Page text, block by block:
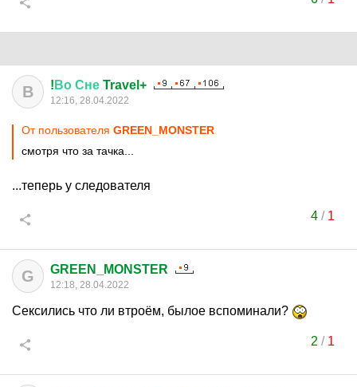
В ! Во Сне Travel+
12:16, 28.04.2022
От пользователя GREEN_MONSTER
смотря что за тачка...
...теперь у следователя
4/ 1
G GREEN_MONSTER
12:18, 28.04.2022
Сексились что ли втроём, былое вспоминали?
2 / 1